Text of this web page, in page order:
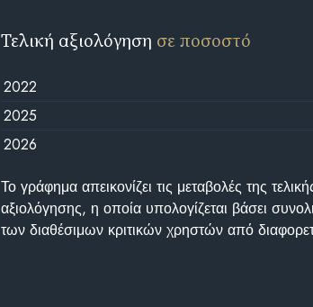
Τελική αξιολόγηση σε ποσοστό
2022
2025
2026
Το γράφημα απεικονίζει τις μεταβολές της
αξιολόγησης, η οποία υπολογίζεται βάσει
των διαθέσιμων κριτικών χρηστών από